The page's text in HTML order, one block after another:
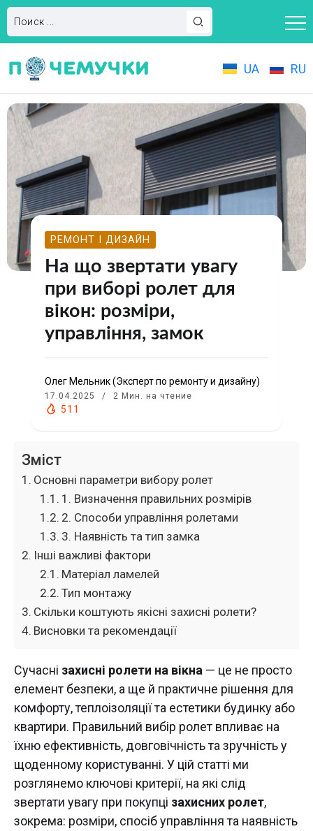
UA RU
РЕМОНТ І ДИЗАЙН
На що звертати увагу
при виборі ролет для
вікон: розміри,
управління, замок
Олег Мельник (Эксперт по ремонту и дизайну)
17.04.2025 2 Мин. на чтение
511
Зміст
Основні параметри вибору ролет
1. Визначення правильних розмірів
2. Способи управління ролетами
3. Наявність та тип замка
Інші важливі фактори
Матеріал ламелей
Тип монтажу
Скільки коштують якісні захисні ролети?
Висновки та рекомендації
Сучасні захисні ролети на вікна — це не просто
елемент безпеки, а ще й практичне рішення для
комфорту, теплоізоляції та естетики будинку або
квартири. Правильний вибір ролет впливає на
їхню ефективність, довговічність та зручність у
щоденному користуванні. У цій статті ми
розглянемо ключові критерії, на які слід
звертати увагу при покупці захисних ролет,
зокрема: розміри, спосіб управління та наявність